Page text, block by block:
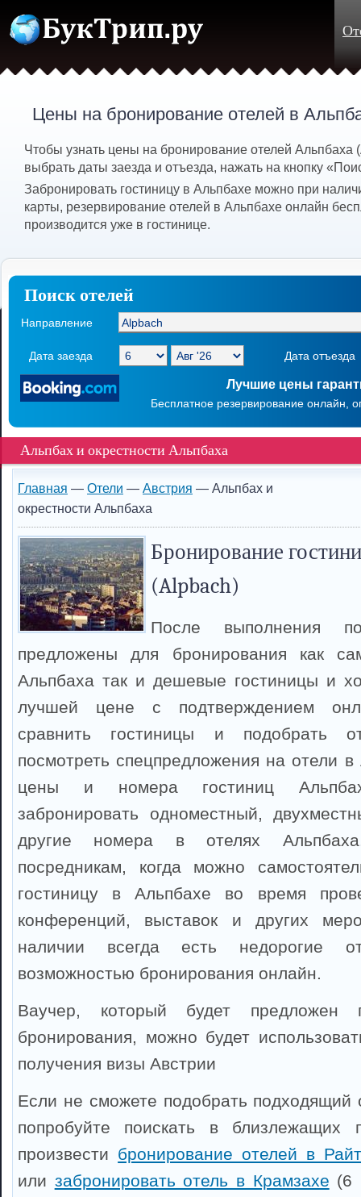
Цены на бронирование отелей в
Чтобы узнать цены на бронирование отелей Альпбаха
выбрать даты заезда и отъезда, нажать на кнопку
Забронировать гостиницу в Альпбахе можно при
карты, резервирование отелей в Альпбахе онлайн
производится уже в гостинице.
Поиск отелей
Направление
Дата заезда Дата отъезда
Лучшие цены
Бесплатное резервирование онлайн,
Альпбах и окрестности Альпбаха
Главная — Отели — Австрия — Альпбах и
окрестности Альпбаха
Бронирование
(Alpbach)
После выполнения
предложены для бронирования как
Альпбаха так и дешевые гостиницы и
лучшей цене с подтверждением
сравнить гостиницы и подобрать
посмотреть спецпредложения на отели в
цены и номера гостиниц
забронировать одноместный,
другие номера в отелях
посредникам, когда можно
гостиницу в Альпбахе во время
конференций, выставок и других
наличии всегда есть недорогие
возможностью бронирования онлайн.
Ваучер, который будет предложен
бронирования, можно будет
получения визы Австрии
Если не сможете подобрать подходящий
попробуйте поискать в близлежащих
произвести бронирование отелей в
или забронировать отель в Крамзахе (6